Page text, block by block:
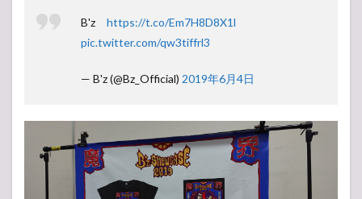
B'z https://t.co/Em7H8D8X1l
pic.twitter.com/qw3tiffrl3
— B'z (@Bz_Official) 2019年6月4日